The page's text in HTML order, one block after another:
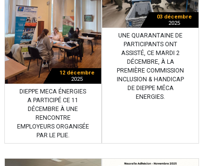
12 décembre
2025
DIEPPE MECA ÉNERGIES
A PARTICIPÉ CE 11
DÉCEMBRE À UNE
RENCONTRE
EMPLOYEURS ORGANISÉE
PAR LE PLIE.
03 décembre
2025
UNE QUARANTAINE DE
PARTICIPANTS ONT
ASSISTÉ, CE MARDI 2
DÉCEMBRE, À LA
PREMIÈRE COMMISSION
INCLUSION & HANDICAP
DE DIEPPE MÉCA
ENERGIES.